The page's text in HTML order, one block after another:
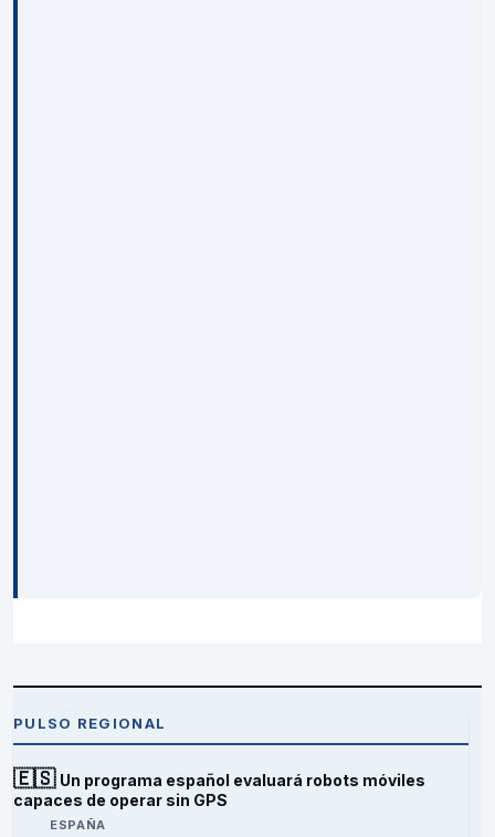
PULSO REGIONAL
🇪🇸 Un programa español evaluará robots móviles
capaces de operar sin GPS
ESPAÑA